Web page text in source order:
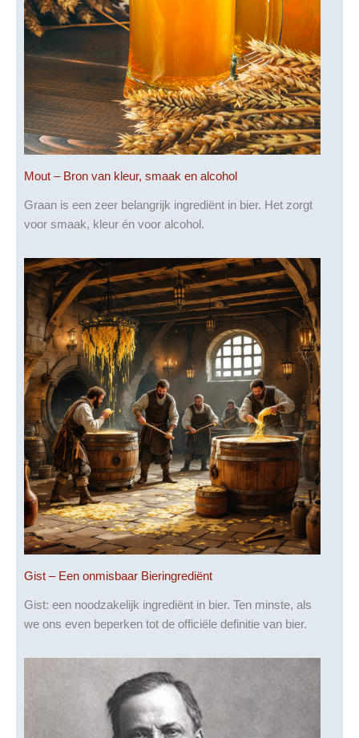
Mout – Bron van kleur, smaak en alcohol
Graan is een zeer belangrijk ingrediënt in bier. Het zorgt
voor smaak, kleur én voor alcohol.
Gist – Een onmisbaar Bieringrediënt
Gist: een noodzakelijk ingrediënt in bier. Ten minste, als
we ons even beperken tot de officiële definitie van bier.